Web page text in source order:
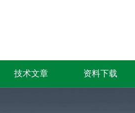
技术文章 资料下载